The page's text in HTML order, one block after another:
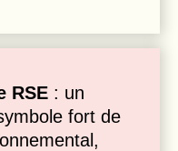
RSE : un
fort de